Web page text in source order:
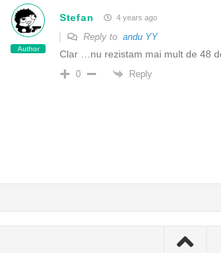
Author
Stefan 4 years ago
Reply to andu YY
Clar …nu rezistam mai mult de 48
0 Reply